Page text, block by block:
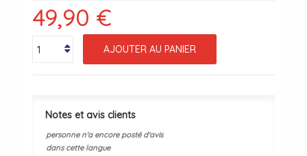
49,90 €
AJOUTER AU PANIER
Notes et avis clients
personne n'a encore posté d'avis
dans cette langue